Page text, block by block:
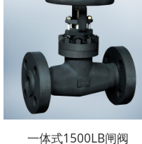
一体式1500LB闸阀